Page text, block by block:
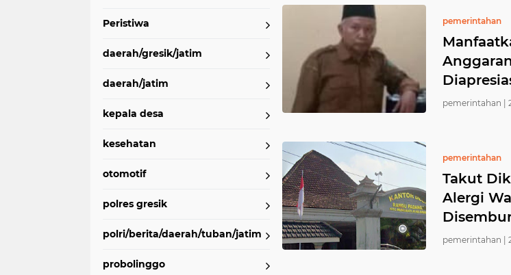
Peristiwa
daerah/gresik/jatim
daerah/jatim
kepala desa
kesehatan
otomotif
polres gresik
polri/berita/daerah/tuban/jatim
probolinggo
pemerintahan
pemerintahan |
pemerintahan
Takut
Alergi
pemerintahan |